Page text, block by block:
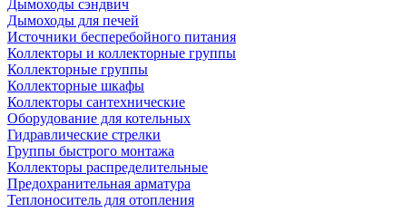
Дымоходы сэндвич
Дымоходы для печей
Источники бесперебойного питания
Коллекторы и коллекторные группы
Коллекторные группы
Коллекторные шкафы
Коллекторы сантехнические
Оборудование для котельных
Гидравлические стрелки
Группы быстрого монтажа
Коллекторы распределительные
Предохранительная арматура
Теплоноситель для отопления